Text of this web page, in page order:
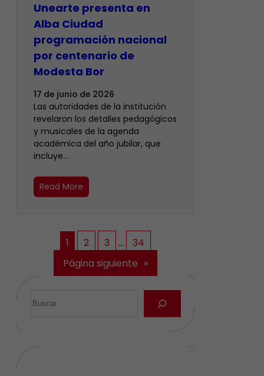
​Unearte presenta en
Alba Ciudad
programación nacional
por centenario de
Modesta Bor
17 de junio de 2026
Las autoridades de la institución
revelaron los detalles pedagógicos
y musicales de la agenda
académica del año jubilar, que
incluye…
Read More
1 2 3 …
34
Página siguiente »